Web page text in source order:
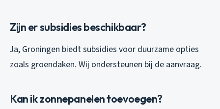
Zijn er subsidies beschikbaar?
Ja, Groningen biedt subsidies voor duurzame opties
zoals groendaken. Wij ondersteunen bij de aanvraag.
Kan ik zonnepanelen toevoegen?